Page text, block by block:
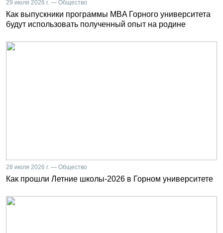
29 июля 2026 г. — Общество
Как выпускники программы MBA Горного университета
будут использовать полученный опыт на родине
28 июля 2026 г. — Общество
Как прошли Летние школы-2026 в Горном университете